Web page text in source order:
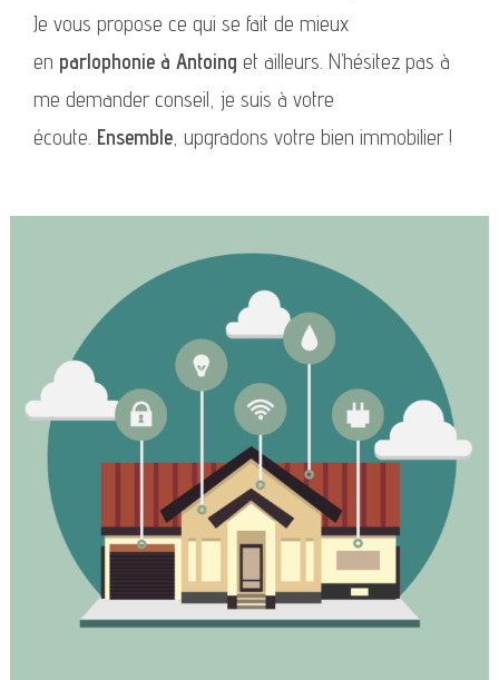
Je vous propose ce qui se fait de mieux
en parlophonie à Antoing et ailleurs. N’hésitez pas à
me demander conseil, je suis à votre
écoute. Ensemble , upgradons votre bien immobilier !